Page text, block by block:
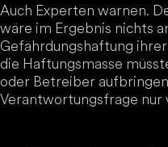
Auch Experten warnen.
wäre im Ergebnis nichts
Gefährdungshaftung
die Haftungsmasse
oder Betreiber
Verantwortungsfrage nur